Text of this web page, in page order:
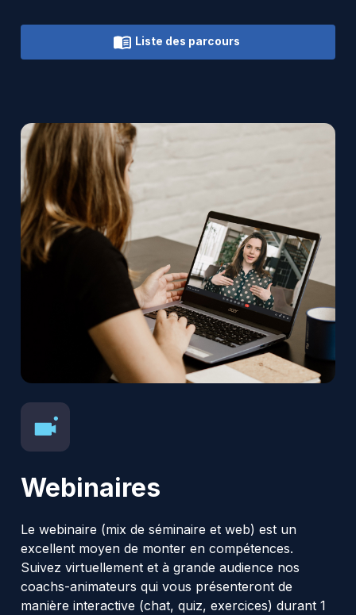
Liste des parcours
Webinaires
Le webinaire (mix de séminaire et web) est un
excellent moyen de monter en compétences.
Suivez virtuellement et à grande audience nos
coachs-animateurs qui vous présenteront de
manière interactive (chat, quiz, exercices) durant 1